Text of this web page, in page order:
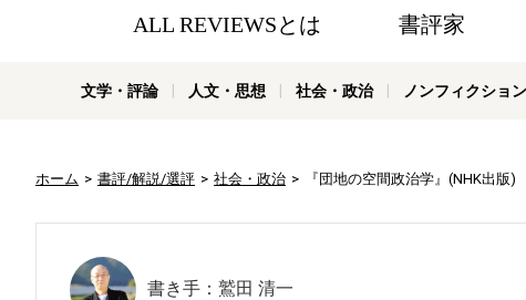
ALL REVIEWSとは 書評家
文学・評論 人文・思想 社会・政治 ノンフィクション
ホーム 書評/解説/選評 社会・政治 『団地の空間政治学』(NHK出版)
書き手：鷲田 清一